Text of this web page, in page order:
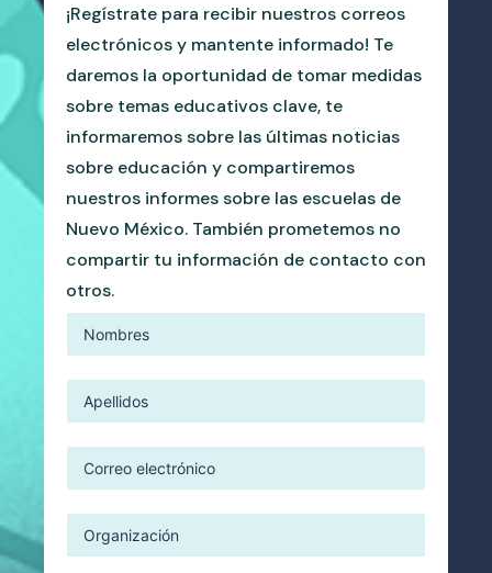
¡Regístrate para recibir nuestros correos
electrónicos y mantente informado! Te
daremos la oportunidad de tomar medidas
sobre temas educativos clave, te
informaremos sobre las últimas noticias
sobre educación y compartiremos
nuestros informes sobre las escuelas de
Nuevo México. También prometemos no
compartir tu información de contacto con
otros.